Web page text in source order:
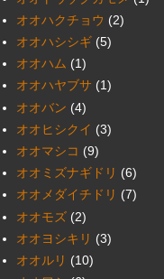
オオハクチョウ (2)
オオハシシギ (5)
オオハム (1)
オオハヤブサ (1)
オオバン (4)
オオヒシクイ (3)
オオマシコ (9)
オオミズナギドリ (6)
オオメダイチドリ (7)
オオモズ (2)
オオヨシキリ (3)
オオルリ (10)